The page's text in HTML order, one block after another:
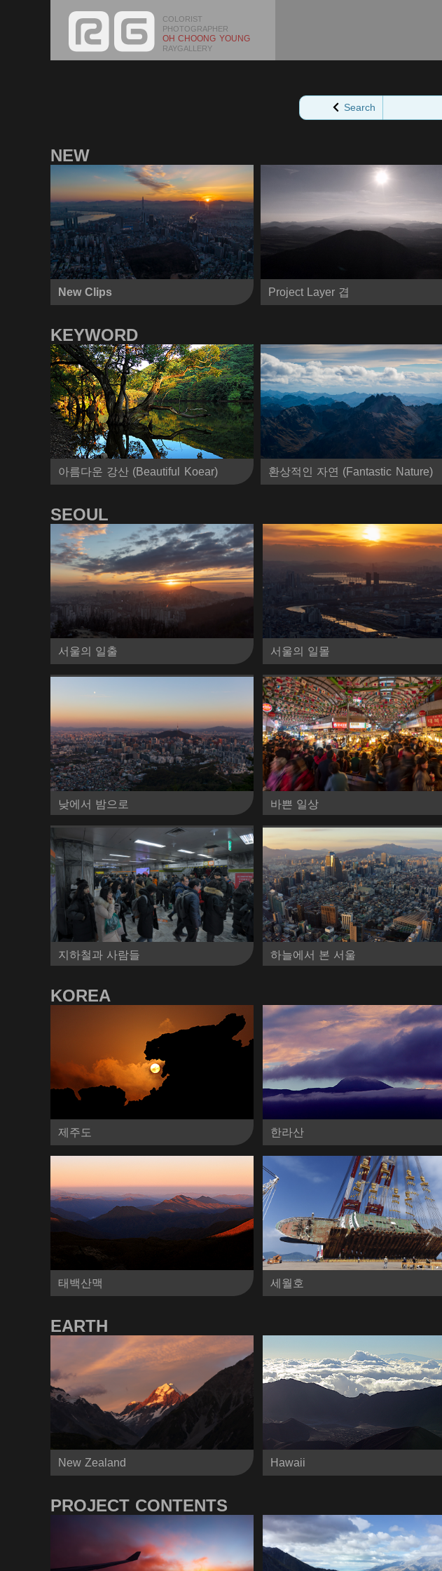
COLORIST
PHOTOGRAPHER
OH CHOONG YOUNG
RAYGALLERY
Search
NEW
New Clips Project Layer 겹
KEYWORD
아름다운 강산 (Beautiful Koear) 환상적인 자연 (Fantastic Nature)
SEOUL
서울의 일출 서울의 일몰
낮에서 밤으로 바쁜 일상
지하철과 사람들 하늘에서 본 서울
KOREA
제주도 한라산
태백산맥 세월호
EARTH
New Zealand Hawaii
PROJECT CONTENTS